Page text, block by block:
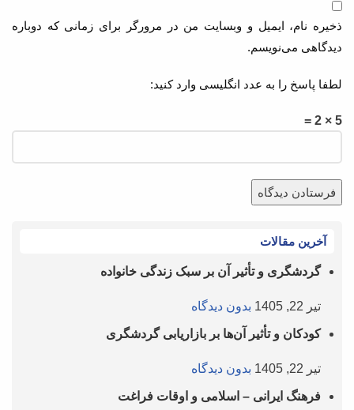
ذخیره نام، ایمیل و وبسایت من در مرورگر برای زمانی که دوباره
دیدگاهی می‌نویسم.
لطفا پاسخ را به عدد انگلیسی وارد کنید:
5 × 2 =
آخرین مقالات
گردشگری و تأثیر آن بر سبک زندگی خانواده
تیر 22, 1405 بدون دیدگاه
کودکان و تأثیر آن‌ها بر بازاریابی گردشگری
تیر 22, 1405 بدون دیدگاه
فرهنگ ایرانی – اسلامی و اوقات فراغت